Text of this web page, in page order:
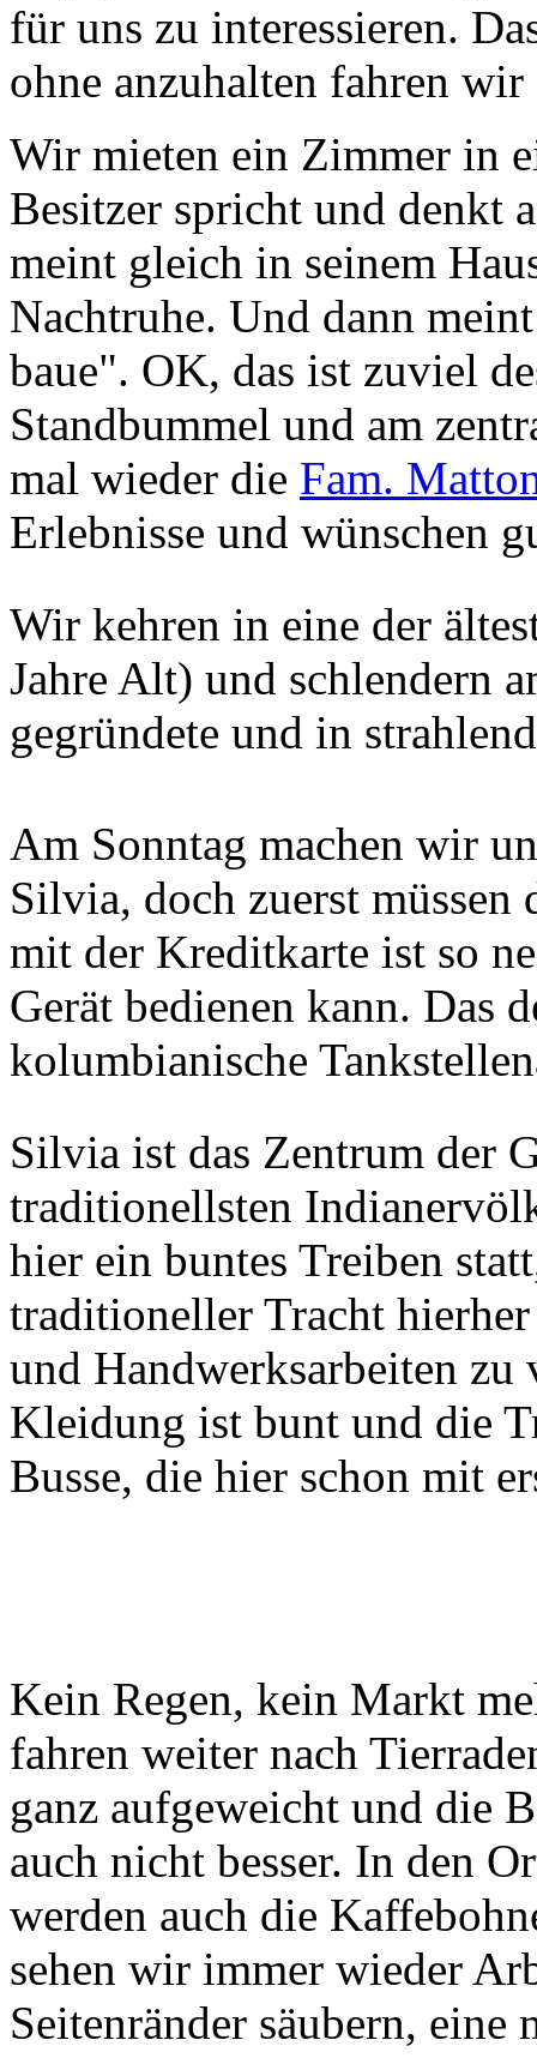
für uns zu interessieren.
ohne anzuhalten fahren
Wir mieten ein Zimmer in
Besitzer spricht und denkt
meint gleich in seinem
Nachtruhe. Und dann
baue". OK, das ist zuviel
Standbummel und am
mal wieder die Fam.
Erlebnisse und wünschen
Wir kehren in eine der
Jahre Alt) und schlendern
gegründete und in
Am Sonntag machen wir
Silvia, doch zuerst müssen
mit der Kreditkarte ist so
Gerät bedienen kann. Das
kolumbianische
Silvia ist das Zentrum der
traditionellsten
hier ein buntes Treiben
traditioneller Tracht
und Handwerksarbeiten
Kleidung ist bunt und die
Busse, die hier schon mit
Kein Regen, kein Markt
fahren weiter nach
ganz aufgeweicht und die
auch nicht besser. In den
werden auch die
sehen wir immer wieder
Seitenränder säubern, eine